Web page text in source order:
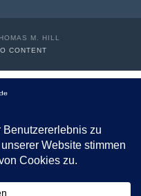
M. HILL
CONTENT